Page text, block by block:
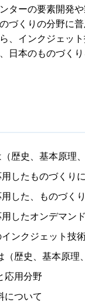
ターの要素開発
づくりの分野に
、インクジェッ
日本のものづく
歴史、基本原理
したものづくり
した、ものづく
したオンデマン
ンクジェット技
歴史、基本原理
応用分野
について